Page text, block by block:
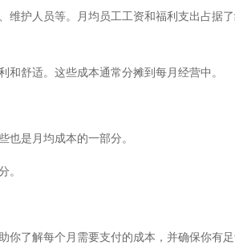
维护人员等。月均员工工资和福利支出占据
舒适。这些成本通常分摊到每月经营中。
也是月均成本的一部分。
。
你了解每个月需要支付的成本，并确保你有